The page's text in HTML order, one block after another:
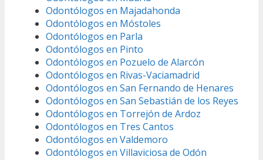
Odontólogos en Majadahonda
Odontólogos en Móstoles
Odontólogos en Parla
Odontólogos en Pinto
Odontólogos en Pozuelo de Alarcón
Odontólogos en Rivas-Vaciamadrid
Odontólogos en San Fernando de Henares
Odontólogos en San Sebastián de los Reyes
Odontólogos en Torrejón de Ardoz
Odontólogos en Tres Cantos
Odontólogos en Valdemoro
Odontólogos en Villaviciosa de Odón